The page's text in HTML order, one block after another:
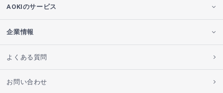
AOKIのサービス
企業情報
よくある質問
お問い合わせ